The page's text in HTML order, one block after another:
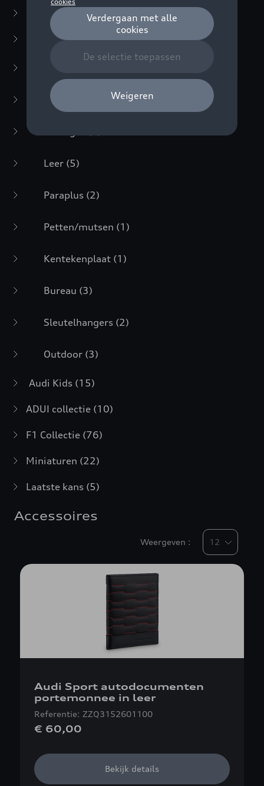
Kleding
Accessoires(23)
Zonnebrillen (1)
Leer (5)
Paraplus (2)
Petten/mutsen (1)
Kentekenplaat (1)
Bureau (3)
Sleutelhangers (2)
Outdoor (3)
Audi Kids (15)
ADUI collectie (10)
F1 Collectie (76)
Miniaturen (22)
Laatste kans (5)
Accessoires
Weergeven :
Audi Sport autodocumenten
portemonnee in leer
Referentie: ZZQ3152601100
€ 60,00
Bekijk details